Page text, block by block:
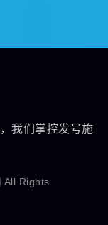
我们掌控发号施
All Rights